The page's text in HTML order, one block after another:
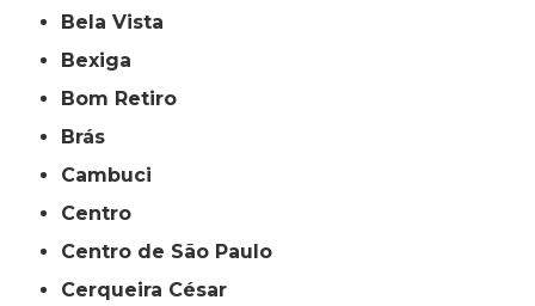
Bela Vista
Bexiga
Bom Retiro
Brás
Cambuci
Centro
Centro de São Paulo
Cerqueira César